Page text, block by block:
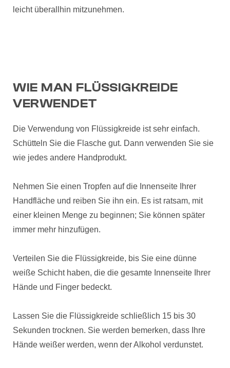
leicht überallhin mitzunehmen.
WIE MAN FLÜSSIGKREIDE
VERWENDET
Die Verwendung von Flüssigkreide ist sehr einfach.
Schütteln Sie die Flasche gut. Dann verwenden Sie sie
wie jedes andere Handprodukt.
Nehmen Sie einen Tropfen auf die Innenseite Ihrer
Handfläche und reiben Sie ihn ein. Es ist ratsam, mit
einer kleinen Menge zu beginnen; Sie können später
immer mehr hinzufügen.
Verteilen Sie die Flüssigkreide, bis Sie eine dünne
weiße Schicht haben, die die gesamte Innenseite Ihrer
Hände und Finger bedeckt.
Lassen Sie die Flüssigkreide schließlich 15 bis 30
Sekunden trocknen. Sie werden bemerken, dass Ihre
Hände weißer werden, wenn der Alkohol verdunstet.